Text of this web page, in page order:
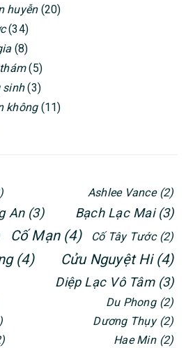
huyễn(20)
(34)
(8)
(5)
sinh(3)
không(11)
Ashlee Vance (2)
An (3) Bạch Lạc Mai (3)
Cố Mạn (4) Cố Tây Tước (2)
(4) Cửu Nguyệt Hi (4)
Diệp Lạc Vô Tâm (3)
Du Phong (2)
Dương Thụy (2)
Hae Min (2)